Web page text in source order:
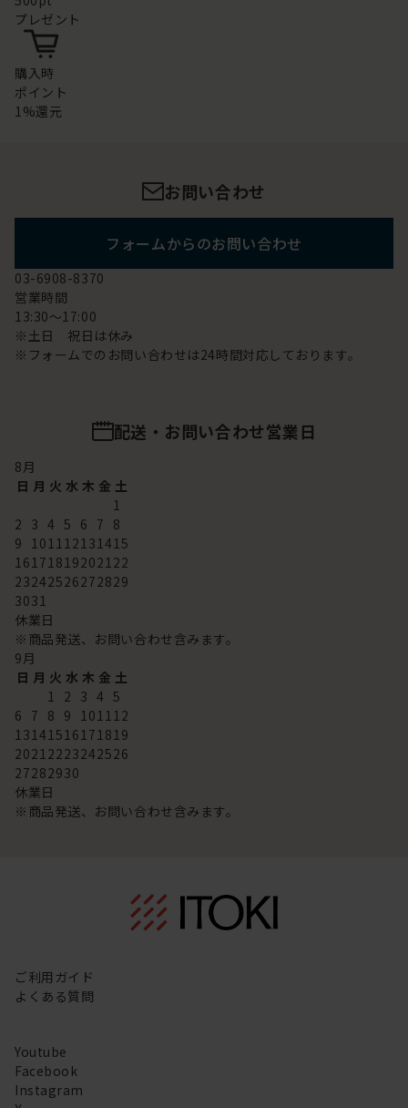
プレゼント
購入時
ポイント
1%還元
お問い合わせ
フォームからのお問い合わせ
03-6908-8370
営業時間
13:30～17:00
※土日 祝日は休み
※フォームでのお問い合わせは24時間対応しております。
配送・お問い合わせ営業日
8 月
日 月 火 水 木 金 土
1
2 3 4 5 6 7 8
9
10 11 12 13 14 15
16 17 18 192021 22
23242526272829
3031
休業日
※商品発送、お問い合わせ含みます。
9 月
日 月 火 水 木 金 土
1
2 3 4 5
6 7 8 9 10 11 12
13 14 15 16 17 18 19
2021 2223242526
27282930
休業日
※商品発送、お問い合わせ含みます。
ご利用ガイド
よくある質問
Youtube
Facebook
Instagram